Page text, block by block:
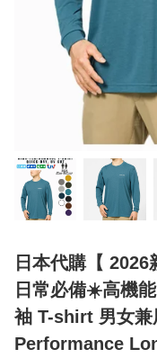
日本代購【
日常必備☀️高機
袖 T-shirt 男女
Performance